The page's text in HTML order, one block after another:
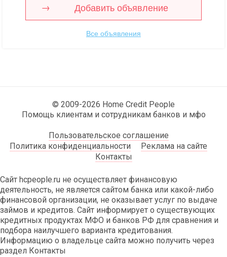
Добавить объявление
Все объявления
© 2009-2026 Home Credit People
Помощь клиентам и сотрудникам банков и мфо
Пользовательское соглашение
Политика конфиденциальности
Реклама на сайте
Контакты
Сайт hcpeople.ru не осуществляет финансовую
деятельность, не является сайтом банка или какой-либо
финансовой организации, не оказывает услуг по выдаче
займов и кредитов. Сайт информирует о существующих
кредитных продуктах МФО и банков РФ для сравнения и
подбора наилучшего варианта кредитования.
Информацию о владельце сайта можно получить через
раздел Контакты